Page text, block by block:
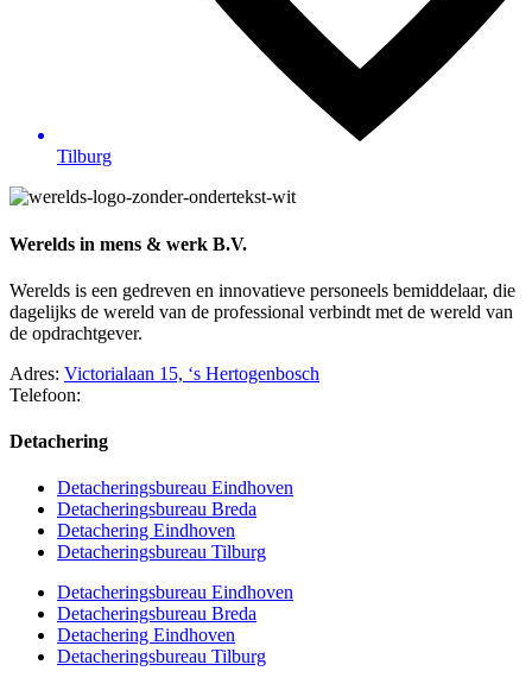
Tilburg
Werelds in mens & werk B.V.
Werelds is een gedreven en innovatieve personeels bemiddelaar, die
dagelijks de wereld van de professional verbindt met de wereld van
de opdrachtgever.
Adres: Victorialaan 15, ‘s Hertogenbosch
Telefoon:
Detachering
Detacheringsbureau Eindhoven
Detacheringsbureau Breda
Detachering Eindhoven
Detacheringsbureau Tilburg
Detacheringsbureau Eindhoven
Detacheringsbureau Breda
Detachering Eindhoven
Detacheringsbureau Tilburg